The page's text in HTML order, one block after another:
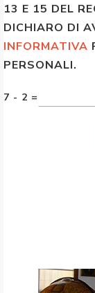
13 E 15 DEL
DICHIARO DI
INFORMATIVA
PERSONALI.
7 - 2 =